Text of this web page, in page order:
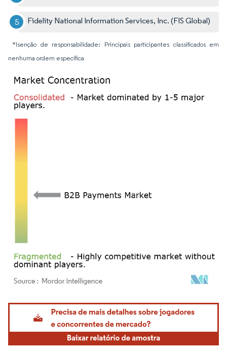
Fidelity National Information Services, Inc. (FIS Global)
*Isenção de responsabilidade: Principais participantes classificados em
nenhuma ordem específica
Imagem © Mordor Intelligence. O reuso requer atribuição conforme CC BY 4.0.